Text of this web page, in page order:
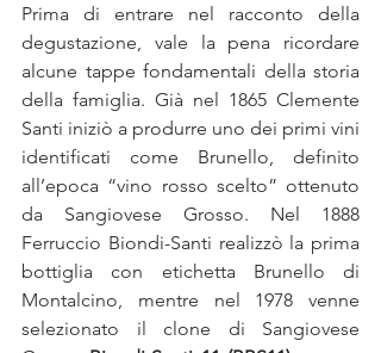
Prima di entrare nel racconto della
degustazione, vale la pena ricordare
alcune tappe fondamentali della storia
della famiglia. Già nel 1865 Clemente
Santi iniziò a produrre uno dei primi vini
identificati come Brunello, definito
all’epoca “vino rosso scelto” ottenuto
da Sangiovese Grosso. Nel 1888
Ferruccio Biondi-Santi realizzò la prima
bottiglia con etichetta Brunello di
Montalcino, mentre nel 1978 venne
selezionato il clone di Sangiovese